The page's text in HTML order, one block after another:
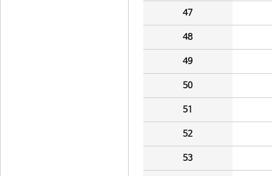
47
48
49
50
51
52
53